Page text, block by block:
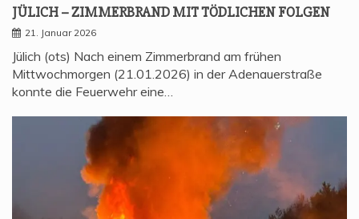
JÜLICH – ZIM­MER­BRAND MIT TÖD­LI­CHEN FOLGEN
21. Januar 2026
Jülich (ots) Nach einem Zimmerbrand am frühen
Mittwochmorgen (21.01.2026) in der Adenauerstraße
konnte die Feuerwehr eine…